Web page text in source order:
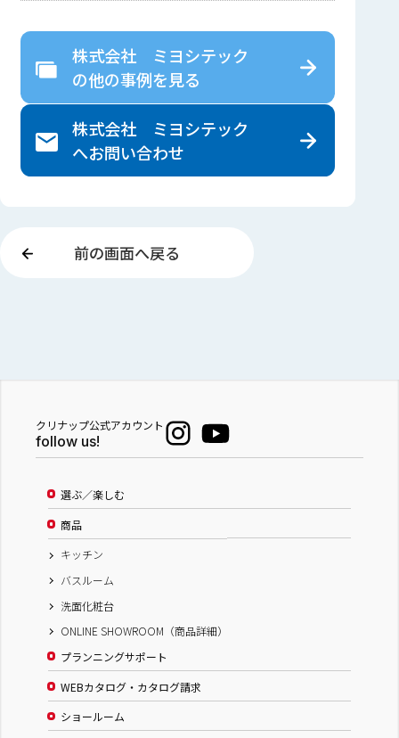
株式会社 ミヨシテック
の他の事例を見る
株式会社 ミヨシテック
へお問い合わせ
前の画面へ戻る
クリナップ公式アカウント
follow us!
選ぶ／楽しむ
商品
キッチン
バスルーム
洗面化粧台
ONLINE SHOWROOM（商品詳細）
プランニングサポート
WEBカタログ・カタログ請求
ショールーム